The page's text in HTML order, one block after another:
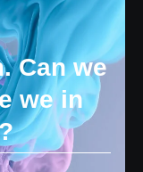
Can we
we in